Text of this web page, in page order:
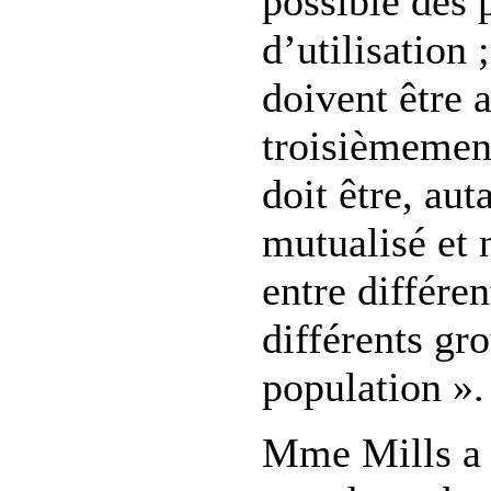
d’utilisation
doivent être
doit être,
mutualisé et
entre
différents
population ».
Mme Mills a